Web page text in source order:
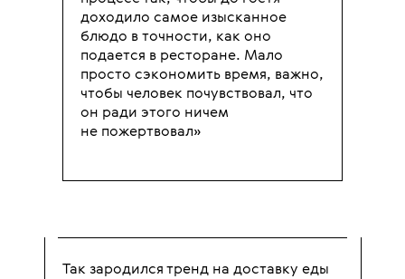
доходило самое изысканное
блюдо в точности, как оно
подается в ресторане. Мало
просто сэкономить время, важно,
чтобы человек почувствовал, что
он ради этого ничем
не пожертвовал»
Так зародился тренд на доставку еды